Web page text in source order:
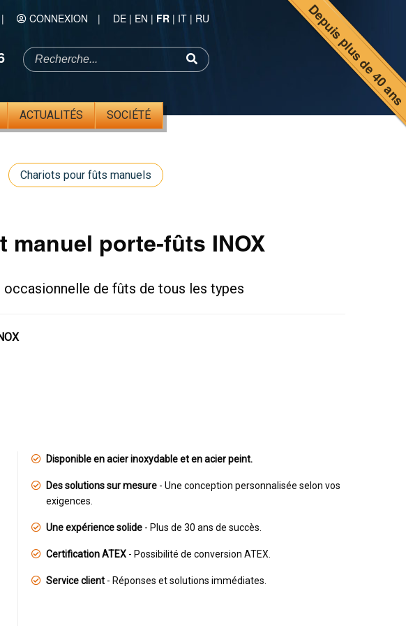
Depuis plus de
CONNEXION | DE| EN | FR| IT| RU
ACTUALITÉS SOCIÉTÉ
Chariots pour fûts manuels
manuel porte-fûts INOX
occasionnelle de fûts de tous les types
Disponible en acier inoxydable et en acier peint.
Des solutions sur mesure- Une conception personnalisée selon vos
exigences.
Une expérience solide- Plus de 30 ans de succès.
Certification ATEX- Possibilité de conversion ATEX.
Service client- Réponses et solutions immédiates.